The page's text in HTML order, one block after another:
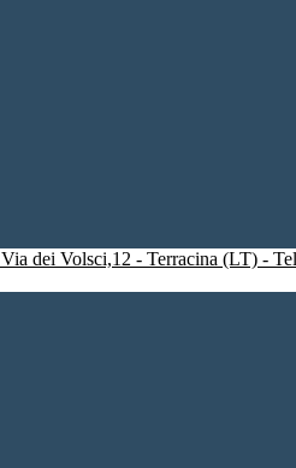
Via dei Volsci,12 - Terracina (LT) -